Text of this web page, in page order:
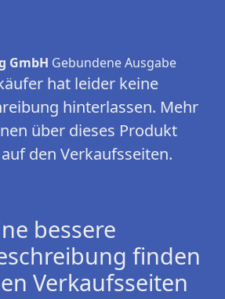
GmbH Gebundene Ausgabe
hat leider keine
hinterlassen. Mehr
über dieses Produkt
den Verkaufsseiten.
bessere
finden
Verkaufsseiten